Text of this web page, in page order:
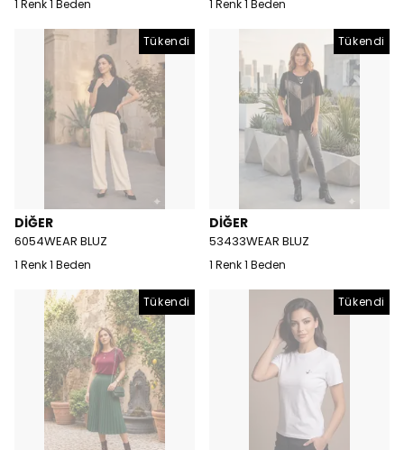
1 Renk 1 Beden 1 Renk 1 Beden
Tükendi
DİĞER
6054WEAR BLUZ
1 Renk 1 Beden
Tükendi
DİĞER
53433WEAR BLUZ
1 Renk 1 Beden
Tükendi Tükendi